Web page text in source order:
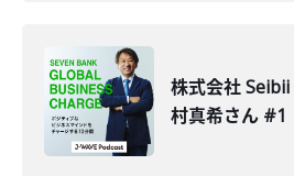
株式会社
村真希さん #1